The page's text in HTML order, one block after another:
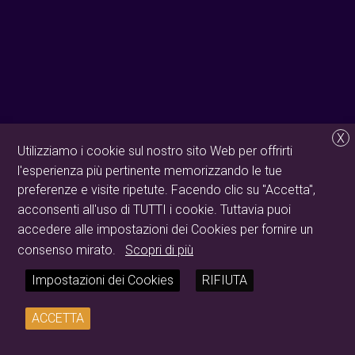
X
Utilizziamo i cookie sul nostro sito Web per offrirti
l'esperienza più pertinente memorizzando le tue
preferenze e visite ripetute. Facendo clic su "Accetta",
acconsenti all'uso di TUTTI i cookie. Tuttavia puoi
accedere alle impostazioni dei Cookies per fornire un
consenso mirato.
Scopri di più
Impostazioni dei Cookies
RIFIUTA
ACCETTA